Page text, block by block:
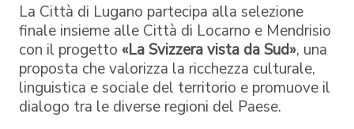
La Città di Lugano partecipa alla selezione
finale insieme alle Città di Locarno e Mendrisio
con il progetto «La Svizzera vista da Sud», una
proposta che valorizza la ricchezza culturale,
linguistica e sociale del territorio e promuove il
dialogo tra le diverse regioni del Paese.